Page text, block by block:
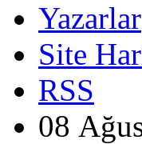
Yazarlar
Site
RSS
08